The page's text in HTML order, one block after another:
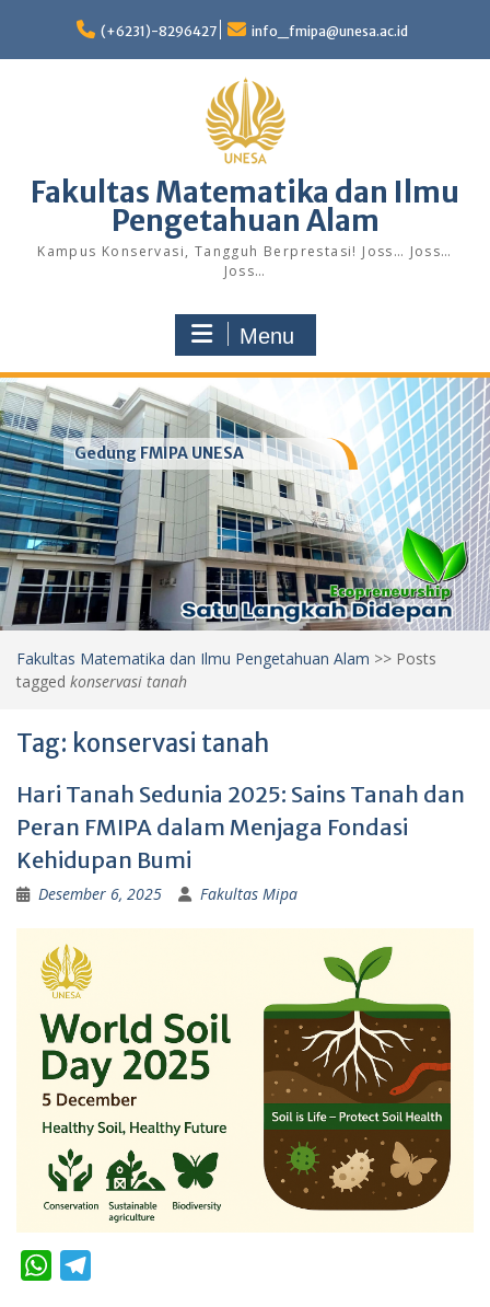
content
(+6231)-8296427 info_fmipa@unesa.ac.id
Fakultas Matematika dan Ilmu
Pengetahuan Alam
Kampus Konservasi, Tangguh Berprestasi! Joss… Joss…
Joss…
Menu
Gedung FMIPA UNESA
Fakultas Matematika dan Ilmu Pengetahuan Alam >> Posts
tagged konservasi tanah
Tag: konservasi tanah
Hari Tanah Sedunia 2025: Sains Tanah dan
Peran FMIPA dalam Menjaga Fondasi
Kehidupan Bumi
Desember 6, 2025 Fakultas Mipa
W